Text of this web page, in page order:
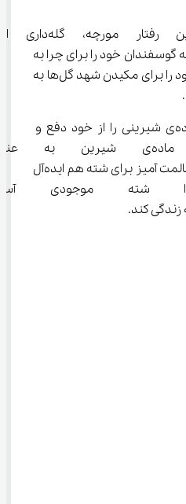
یکی از شگفت‌انگیزترین رفتار
که گوسفندان خود را برای چرا به
مرغزار می‌برند، شته‌های خود را برای مکیدن شهد گل‌ها به
پس از بازگشت، شته‌ها ماده‌ی شیرینی را از خود دفع و
مورچه‌ها از این ماده‌ی
می‌کنند. این همزیستی مسالمت آمیز برای شته هم ایده‌آل
شته موجودی